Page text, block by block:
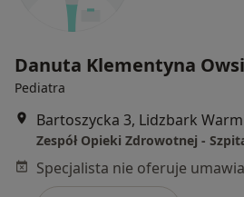
Danuta Klementyna
Pediatra
Bartoszycka 3, Lidzbark